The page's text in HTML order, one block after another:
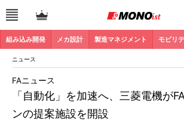
組み込み開発 メカ設計 製造マネジメント モビリ
ニュース
「自動化」を加速へ、三菱電機が
ンの提案施設を開設
FAニュース